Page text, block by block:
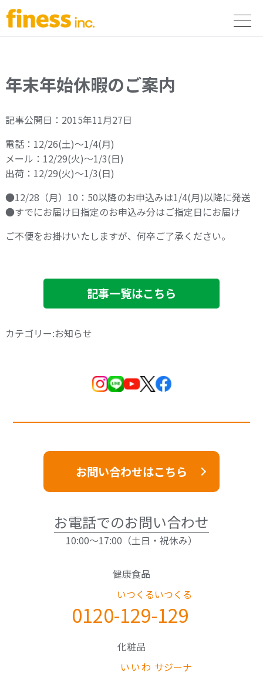
年末年始休暇のご案内
記事公開日：2015年11月27日
電話：12/26(土)～1/4(月)
メール：12/29(火)～1/3(日)
出荷：12/29(火)～1/3(日)
●12/28（月）10：50以降のお申込みは1/4(月)以降に発送
●すでにお届け日指定のお申込み分はご指定日にお届け
ご不便をお掛けいたしますが、何卒ご了承ください。
記事一覧はこちら
カテゴリー:お知らせ
お問い合わせはこちら
お電話でのお問い合わせ
10:00～17:00（土日・祝休み）
健康食品
0120-129
いつくる
-129
いつくる
化粧品
いいわ サジーナ